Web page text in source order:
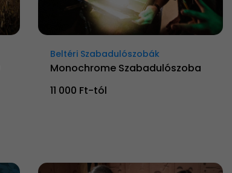
Beltéri Szabadulószobák
Monochrome Szabadulószoba
11 000 Ft-tól